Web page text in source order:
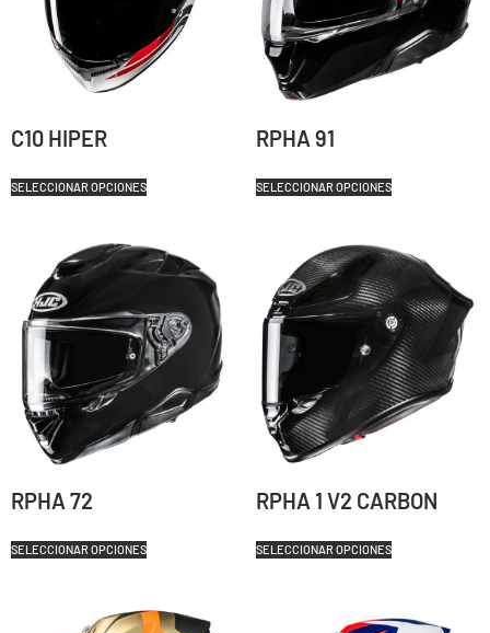
C10 HIPER
SELECCIONAR OPCIONES
RPHA 91
SELECCIONAR OPCIONES
RPHA 72
SELECCIONAR OPCIONES
RPHA 1 V2 CARBON
SELECCIONAR OPCIONES